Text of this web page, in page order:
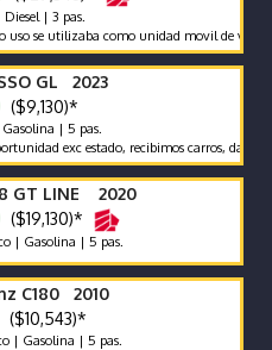
| 3 pas.
se utilizaba como unidad movil de video
GL 2023
($9,130)*
| 5 pas.
exc estado, recibimos carros, damos
GT LINE 2020
($19,130)*
| Gasolina | 5 pas.
C180 2010
($10,543)*
| Gasolina | 5 pas.